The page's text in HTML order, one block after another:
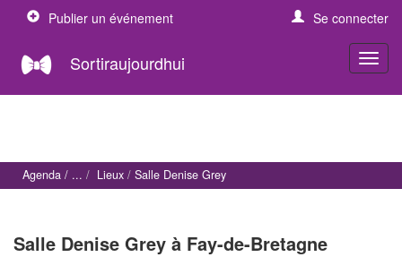
Publier un événement Se connecter
Sortiraujourdhui
Agenda Lieux Salle Denise Grey
Salle Denise Grey à Fay-de-Bretagne